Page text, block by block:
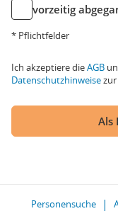
vorzeitig
* Pflichtfelder
Ich akzeptiere dieAGB
Datenschutzhinweise
Als
Personensuche